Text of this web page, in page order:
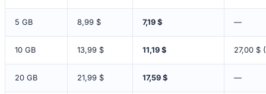
5 GB 8,99 $ 7,19 $ —
10 GB 13,99 $ 11,19 $ 27,00 $
20 GB 21,99 $ 17,59 $ —